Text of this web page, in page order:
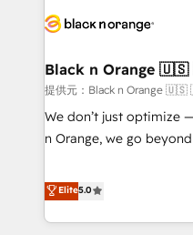
HubSpot set-up for
systems 🎓 Training
Lead generation services using
HubSpot
rigorous process for
Top 1% of partners
experts Contact us today to help you get more from your
Black n Orange
提供元：Black n Orange
We don’t just optimize
n Orange, we go
they form a powerful
for over 800 businesses worldwide.
Partners, we specialize
Elite5.0